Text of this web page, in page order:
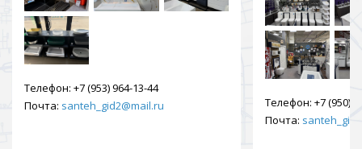
Телефон: +7 (953) 964-13-44
Почта: santeh_gid2@mail.ru Телефон: +7 (950)
Почта: